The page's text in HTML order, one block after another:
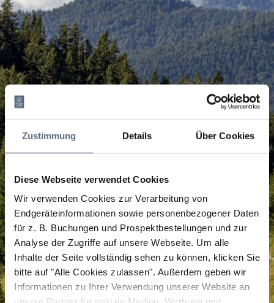
Zustimmung Details Über Cookies
Diese Webseite verwendet Cookies
Wir verwenden Cookies zur Verarbeitung von
Endgeräteinformationen sowie personenbezogener Daten
für z. B. Buchungen und Prospektbestellungen und zur
Analyse der Zugriffe auf unsere Webseite. Um alle
Inhalte der Seite vollständig sehen zu können, klicken Sie
bitte auf "Alle Cookies zulassen". Außerdem geben wir
Informationen zu Ihrer Verwendung unserer Website an